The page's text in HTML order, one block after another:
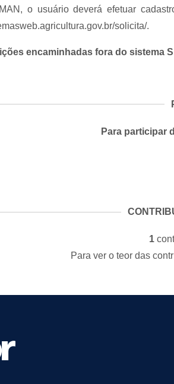
o usuário deverá efetuar
solicita/.
encaminhadas fora do sistema
Para participar
1
Para ver o teor das